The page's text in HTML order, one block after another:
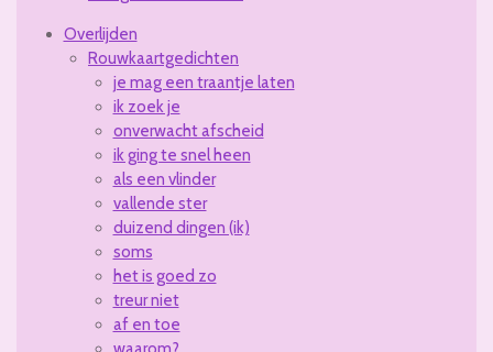
Overlijden
Rouwkaartgedichten
je mag een traantje laten
ik zoek je
onverwacht afscheid
ik ging te snel heen
als een vlinder
vallende ster
duizend dingen (ik)
soms
het is goed zo
treur niet
af en toe